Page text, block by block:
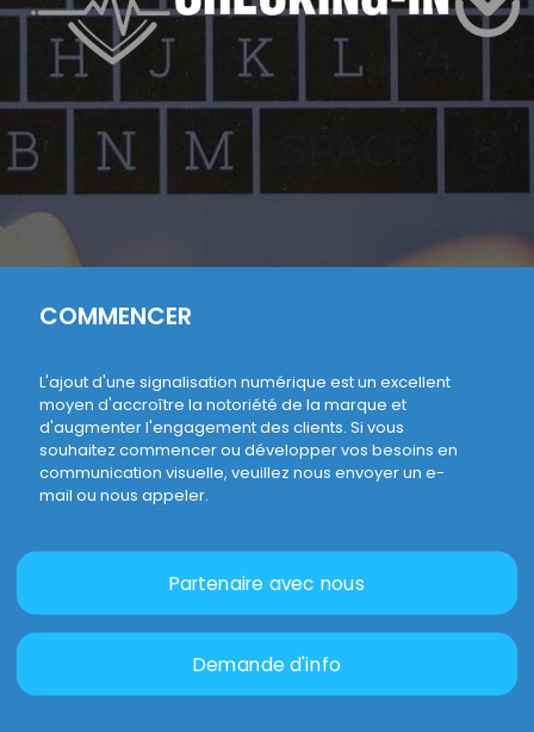
COMMENCER
L'ajout d'une signalisation numérique est un excellent
moyen d'accroître la notoriété de la marque et
d'augmenter l'engagement des clients. Si vous
souhaitez commencer ou développer vos besoins en
communication visuelle, veuillez nous envoyer un e-
mail ou nous appeler.
Partenaire avec nous
Demande d'info